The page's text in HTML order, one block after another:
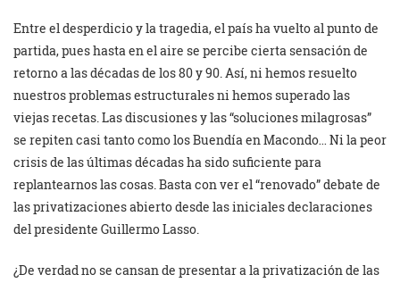
Entre el desperdicio y la tragedia, el país ha vuelto al punto de
partida, pues hasta en el aire se percibe cierta sensación de
retorno a las décadas de los 80 y 90. Así, ni hemos resuelto
nuestros problemas estructurales ni hemos superado las
viejas recetas. Las discusiones y las “soluciones milagrosas”
se repiten casi tanto como los Buendía en Macondo… Ni la peor
crisis de las últimas décadas ha sido suficiente para
replantearnos las cosas. Basta con ver el “renovado” debate de
las privatizaciones abierto desde las iniciales declaraciones
del presidente Guillermo Lasso.
¿De verdad no se cansan de presentar a la privatización de las